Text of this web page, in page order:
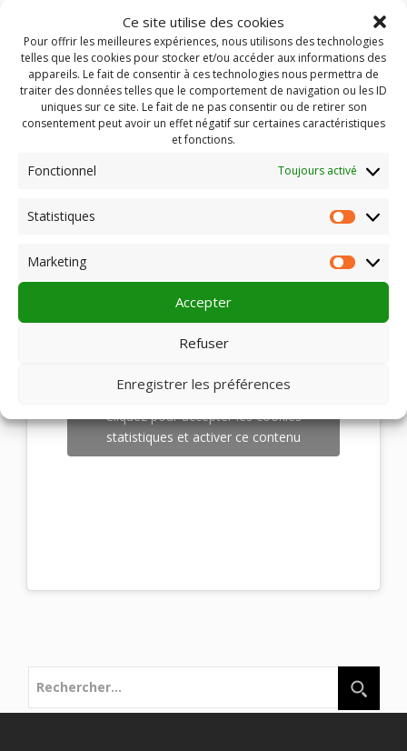
Ce site utilise des cookies
Pour offrir les meilleures expériences, nous utilisons des technologies
telles que les cookies pour stocker et/ou accéder aux informations des
appareils. Le fait de consentir à ces technologies nous permettra de
traiter des données telles que le comportement de navigation ou les ID
uniques sur ce site. Le fait de ne pas consentir ou de retirer son
consentement peut avoir un effet négatif sur certaines caractéristiques
et fonctions.
Fonctionnel Toujours activé
Statistiques
Marketing
Accepter
Refuser
Enregistrer les préférences
Dentel, Sylvain Solustri, Nicole Turpin,
Sortie le 7 décembre 2016 chez Caboche
Synopsis :Après plusieurs années de prison, Vincent
obtient un aménagement de peine et va passer les 10 mois
qui lui restent à faire sous la contrainte d’un bracelet
électronique. Il est accueilli chez son cousin Didier,
agriculteur qui lui fournira un travail, un foyer. Une solide
cette semi-liberté. Et Didier reste en conflit haineux avec sa
Cliquez pour accepter les cookies
statistiques et activer ce contenu